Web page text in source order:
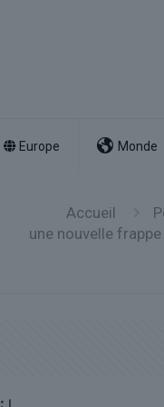
Europe Monde
Accueil
une nouvelle